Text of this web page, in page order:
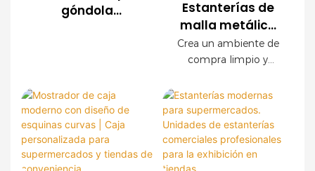
tiendas de
con asistencia integral
para la planificación
de la tienda.
paneles decorativos
con acabado de
madera crean un
ambiente de compra
sacrificar la resistencia
industrial.
góndola
supermercados
Estanterías de
malla metálica
para
supermercados |
moderna para
tiendas de
comestibles
Crea un ambiente de
compra limpio y
nuestras modernas
estanterías de malla
metálica para
comercios. Con una
resistente estructura